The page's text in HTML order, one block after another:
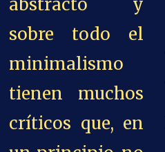
sobre todo el
minimalismo
tienen muchos
críticos que, en